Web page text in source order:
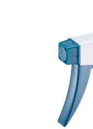
真空瓶/乳霜罐/肥皂盒